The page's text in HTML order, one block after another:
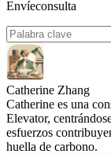
Envíeconsulta
Catherine Zhang
Catherine es una
Elevator,
esfuerzos
huella de carbono.